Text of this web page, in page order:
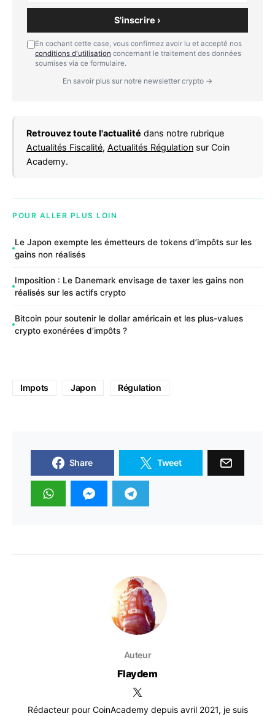
S'inscrire ›
En cochant cette case, vous confirmez avoir lu et accepté nos
conditions d'utilisation concernant le traitement des données
soumises via ce formulaire.
En savoir plus sur notre newsletter crypto →
Retrouvez toute l'actualité dans notre rubrique
Actualités Fiscalité, Actualités Régulation sur Coin
Academy.
POUR ALLER PLUS LOIN
Le Japon exempte les émetteurs de tokens d’impôts sur les
gains non réalisés
Imposition : Le Danemark envisage de taxer les gains non
réalisés sur les actifs crypto
Bitcoin pour soutenir le dollar américain et les plus-values
crypto exonérées d’impôts ?
Impots Japon Régulation
Share Tweet
Auteur
Flaydem
Rédacteur pour CoinAcademy depuis avril 2021, je suis